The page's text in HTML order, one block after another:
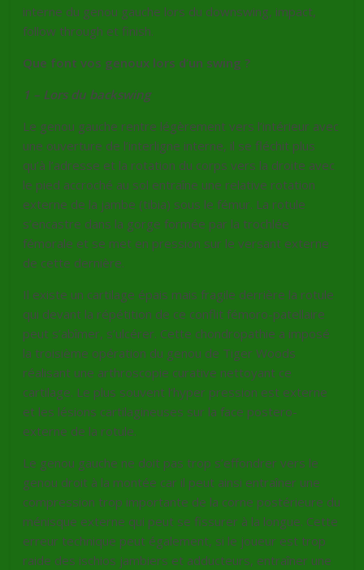
interne du genou gauche lors du downswing, impact,
follow through et finish.
Que font vos genoux lors d’un swing ?
1 – Lors du backswing
Le genou gauche rentre légèrement vers l’intérieur avec
une ouverture de l’interligne interne, il se fléchit plus
qu’à l’adresse et la rotation du corps vers la droite avec
le pied accroché au sol entraîne une relative rotation
externe de la jambe (tibia) sous le fémur. La rotule
s’encastre dans la gorge formée par la trochlée
fémorale et se met en pression sur le versant externe
de cette dernière.
Il existe un cartilage épais mais fragile derrière la rotule
qui devant la répétition de ce conflit fémoro-patellaire
peut s’abîmer, s’ulcérer. Cette chondropathie a imposé
la troisième opération du genou de Tiger Woods
réalisant une arthroscopie curative nettoyant ce
cartilage. Le plus souvent l’hyper pression est externe
et les lésions cartilagineuses sur la face postero-
externe de la rotule.
Le genou gauche ne doit pas trop s’effondrer vers le
genou droit à la montée car il peut ainsi entraîner une
compression trop importante de la corne postérieure du
ménisque externe qui peut se fissurer à la longue. Cette
erreur technique peut également, si le joueur est trop
raide des ischios jambiers et adducteurs, entraîner une